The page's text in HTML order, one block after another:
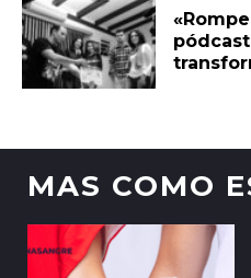
MAS COMO